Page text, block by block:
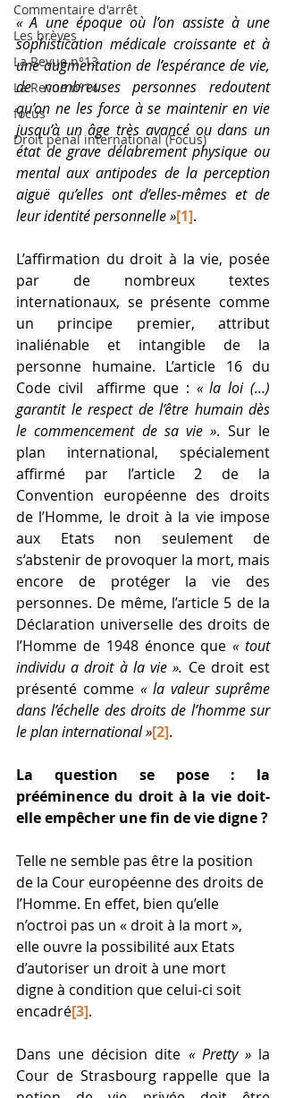
Commentaire d'arrêt
Les brèves
La Revue n°13
La Revue n°14
focus
Droit pénal international (Focus)
« A une époque où l’on assiste à une
sophistication médicale croissante et à
une augmentation de l’espérance de vie,
de nombreuses personnes redoutent
qu’on ne les force à se maintenir en vie
jusqu’à un âge très avancé ou dans un
état de grave délabrement physique ou
mental aux antipodes de la perception
aiguë qu’elles ont d’elles-mêmes et de
leur identité personnelle »[1].
L’affirmation du droit à la vie, posée
par de nombreux textes
internationaux, se présente comme
un principe premier, attribut
inaliénable et intangible de la
personne humaine. L’article 16 du
Code civil  affirme que : « la loi (…)
garantit le respect de l’être humain dès
le commencement de sa vie ». Sur le
plan international, spécialement
affirmé par l’article 2 de la
Convention européenne des droits
de l’Homme, le droit à la vie impose
aux Etats non seulement de
s’abstenir de provoquer la mort, mais
encore de protéger la vie des
personnes. De même, l’article 5 de la
Déclaration universelle des droits de
l’Homme de 1948 énonce que « tout
individu a droit à la vie ». Ce droit est
présenté comme « la valeur suprême
dans l’échelle des droits de l’homme sur
le plan international »[2].
La question se pose : la
prééminence du droit à la vie doit-
elle empêcher une fin de vie digne ?
Telle ne semble pas être la position
de la Cour européenne des droits de
l’Homme. En effet, bien qu’elle
n’octroi pas un « droit à la mort »,
elle ouvre la possibilité aux Etats
d’autoriser un droit à une mort
digne à condition que celui-ci soit
encadré[3].
Dans une décision dite « Pretty » la
Cour de Strasbourg rappelle que la